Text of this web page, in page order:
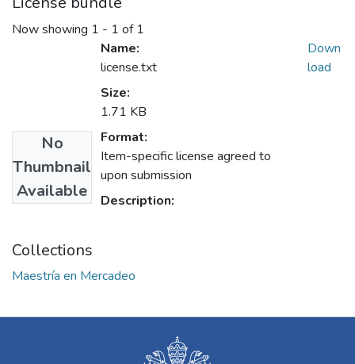
Now showing 1 - 1 of 1
No
Thumbnail
Available
Name:
license.txt
Size:
1.71 KB
Format:
Item-specific license agreed to
upon submission
Description:
Down
load
Collections
Maestría en Mercadeo